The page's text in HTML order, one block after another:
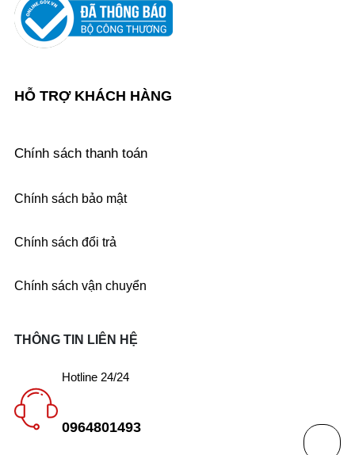
HỖ TRỢ KHÁCH HÀNG
Chính sách thanh toán
Chính sách bảo mật
Chính sách đổi trả
Chính sách vận chuyển
THÔNG TIN LIÊN HỆ
Hotline 24/24
0964801493